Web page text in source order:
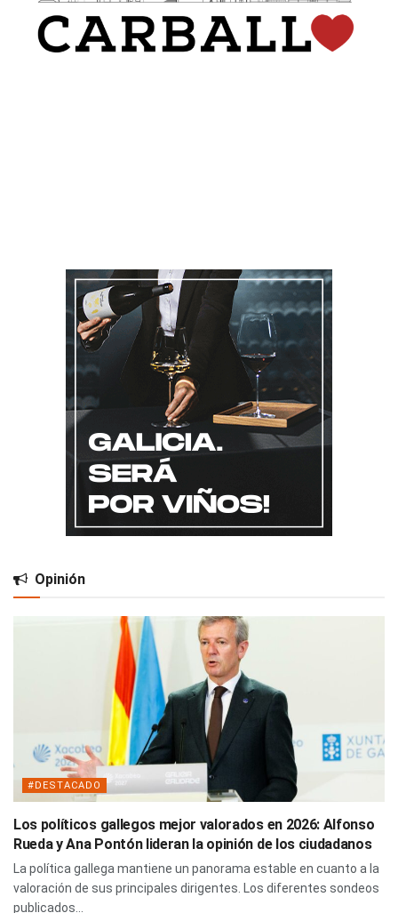
Opinión
#DESTACADO
Los políticos gallegos mejor valorados en 2026: Alfonso
Rueda y Ana Pontón lideran la opinión de los ciudadanos
La política gallega mantiene un panorama estable en cuanto a la
valoración de sus principales dirigentes. Los diferentes sondeos
publicados...